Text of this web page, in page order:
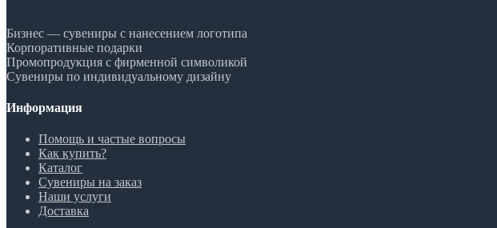
Бизнес — сувениры с нанесением логотипа
Корпоративные подарки
Промопродукция с фирменной символикой
Сувениры по индивидуальному дизайну
Информация
Помощь и частые вопросы
Как купить?
Каталог
Сувениры на заказ
Наши услуги
Доставка